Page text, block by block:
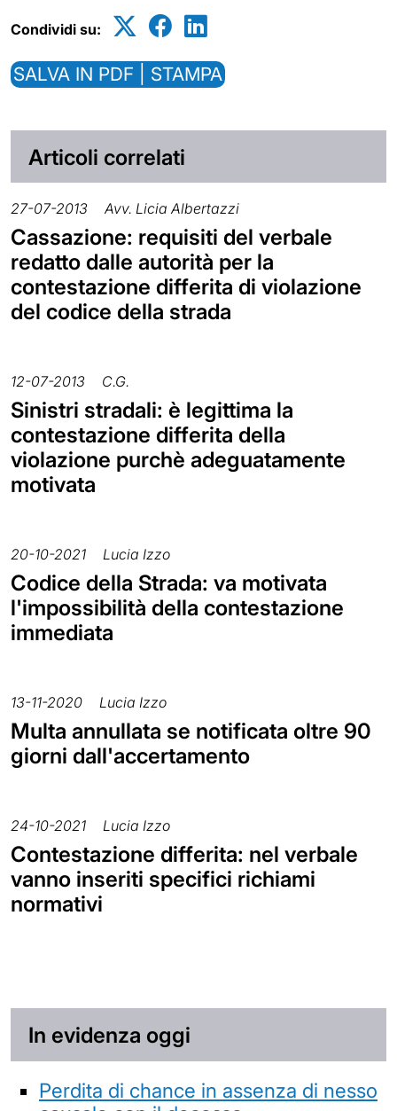
Condividi su:
SALVA IN PDF | STAMPA
Articoli correlati
27-07-2013 Avv. Licia Albertazzi
Cassazione: requisiti del verbale
redatto dalle autorità per la
contestazione differita di violazione
del codice della strada
12-07-2013 C.G.
Sinistri stradali: è legittima la
contestazione differita della
violazione purchè adeguatamente
motivata
20-10-2021 Lucia Izzo
Codice della Strada: va motivata
l'impossibilità della contestazione
immediata
13-11-2020 Lucia Izzo
Multa annullata se notificata oltre 90
giorni dall'accertamento
24-10-2021 Lucia Izzo
Contestazione differita: nel verbale
vanno inseriti specifici richiami
normativi
In evidenza oggi
Perdita di chance in assenza di nesso